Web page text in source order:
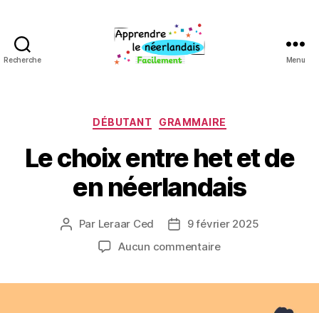
Recherche Menu
Catégories
DÉBUTANT GRAMMAIRE
Le choix entre het et de
en néerlandais
Auteur
l’article
Par Leraar Ced
Date9 février 2025
Aucun commentairesur